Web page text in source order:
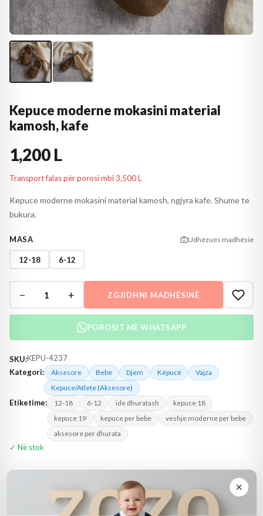
Kepuce moderne mokasini material
kamosh, kafe
1,200 L
Transport falas për porosi mbi 3,500 L
Kepuce moderne mokasini material kamosh, ngjyra kafe. Shume te
bukura.
MASA Udhëzues madhësie
12-18 6-12
− 1 + ZGJIDHNI MADHËSINË
POROSIT ME WHATSAPP
SKU:KEPU-4237
Kategori:
Aksesore Bebe Djem Këpucë
Vajza
Kepuce/Atlete (Aksesore)
Etiketime: 12-18 6-12 ide dhuratash
kepuce 18
kepuce 19
kepuce per bebe
veshje moderne per bebe
aksesore per dhurata
✓ Në stok
Përshkrim
Informacion
shtesë
Përshtypje